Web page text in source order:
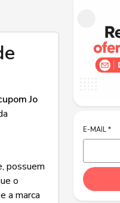
Jo
possuem
o
a marca
E-MAIL *